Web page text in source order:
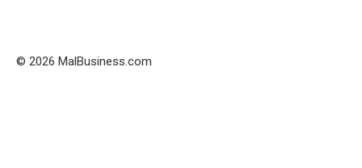
© 2026 MalBusiness.com